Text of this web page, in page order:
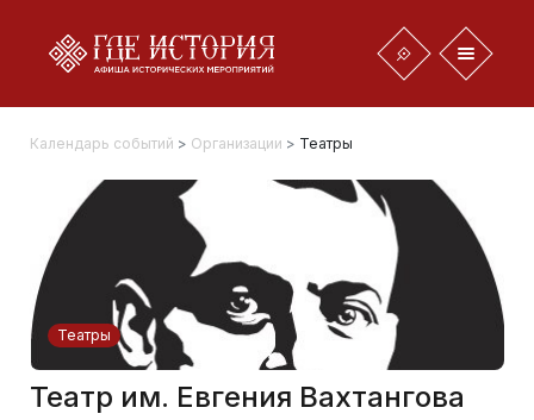
Календарь событий > Организации > Театры
Театры
Театр им. Евгения Вахтангова